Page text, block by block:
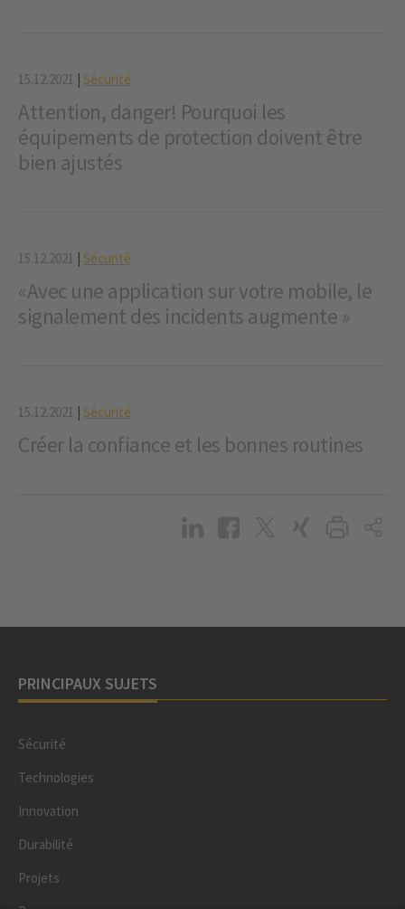
15.12.2021 | Sécurité
Attention, danger! Pourquoi les
équipements de protection doivent être
bien ajustés
15.12.2021 | Sécurité
«Avec une application sur votre mobile, le
signalement des incidents augmente »
15.12.2021 | Sécurité
Créer la confiance et les bonnes routines
PRINCIPAUX SUJETS
Sécurité
Technologies
Innovation
Durabilité
Projets